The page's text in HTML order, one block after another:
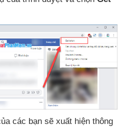
các bạn sẽ xuất hiện thông